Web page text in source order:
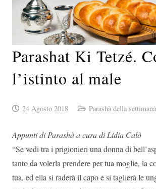
Parashat Ki Tetzé.
l’istinto al male
24 Agosto 2018 Parashà della settimana
Appunti di Parashà a cura di Lidia Calò
“Se vedi tra i prigionieri una donna di
tanto da volerla prendere per tua moglie, la
tua, ed ella si raderà il capo e si taglierà le